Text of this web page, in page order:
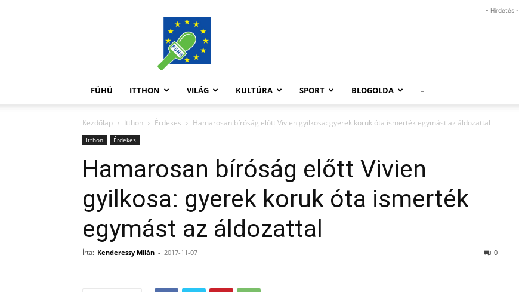
FüHü
- Hirdetés -
FÜHÜ ITTHON VILÁG KULTÚRA SPORT BLOGOLDA –
Kezdőlap Itthon Érdekes Hamarosan bíróság előtt Vivien gyilkosa: gyerek koruk óta ismerték egymást az áldozattal
Itthon Érdekes
Hamarosan bíróság előtt Vivien
gyilkosa: gyerek koruk óta ismerték
egymást az áldozattal
Írta: Kenderessy Milán - 2017-11-07 0